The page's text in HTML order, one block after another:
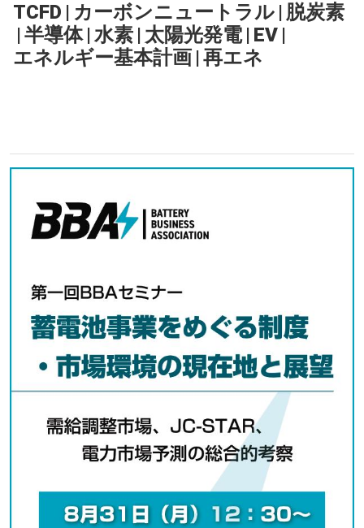
TCFD | カーボンニュートラル | 脱炭素
|半導体 |水素 | 太陽光発電 | EV |
エネルギー基本計画 |再エネ